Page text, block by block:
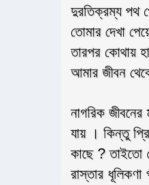
দুরতিক্রম্য পথ
তোমার দেখা
তারপর কোথায়
আমার জীবন
নাগরিক
যায় । কিন্তু
কাছে ? তাইতো
রাস্তার